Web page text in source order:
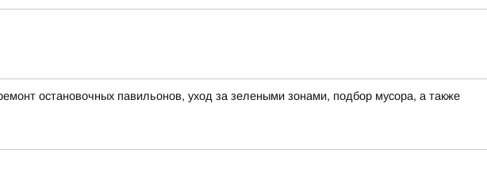
остановочных павильонов, уход за зелеными зонами, подбор мусора, а также